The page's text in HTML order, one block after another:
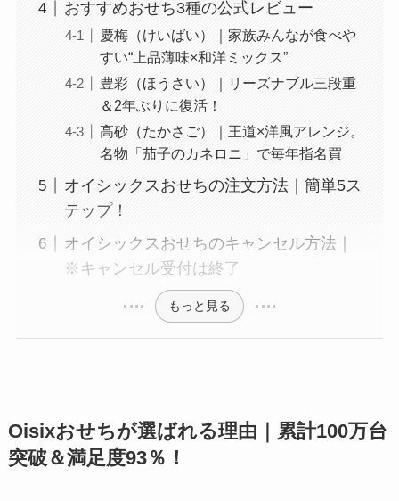
おすすめおせち3種の公式レビュー
慶梅（けいばい）｜家族みんなが食べや
すい“上品薄味×和洋ミックス”
豊彩（ほうさい）｜リーズナブル三段重
＆2年ぶりに復活！
高砂（たかさご）｜王道×洋風アレンジ。
名物「茄子のカネロニ」で毎年指名買
オイシックスおせちの注文方法｜簡単5ス
テップ！
オイシックスおせちのキャンセル方法｜
※キャンセル受付は終了
もっと見る
Oisixおせちが選ばれる理由｜累計100万台
突破＆満足度93％！